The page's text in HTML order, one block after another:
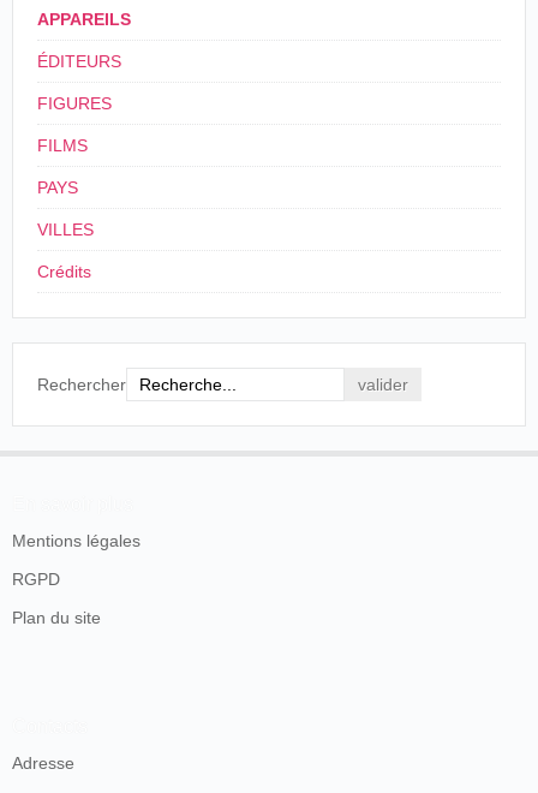
Vine Street.
The Cincinnati Post
octobre 1894, p. 6.
Salmar's, 183 Walnut.
The Cincinnati Enquirer
décembre 1894, p. 5.
APPAREILS
ÉDITEURS
FIGURES
FILMS
PAYS
VILLES
Crédits
Rechercher
Mentions légales
RGPD
Plan du site
Adresse